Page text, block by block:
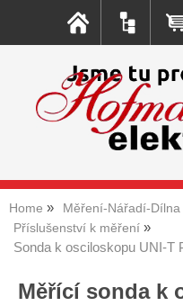
Home Měření-Nářadí-Dílna
Příslušenství k měření
Sonda k osciloskopu UNI-T
Měřící sonda k